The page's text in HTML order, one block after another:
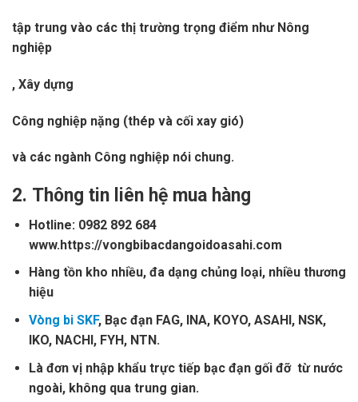
tập trung vào các thị trường trọng điểm như Nông
nghiệp
, Xây dựng
Công nghiệp nặng (thép và cối xay gió)
và các ngành Công nghiệp nói chung.
2. Thông tin liên hệ mua hàng
Hotline: 0982 892 684
www.https://vongbibacdangoidoasahi.com
Hàng tồn kho nhiều, đa dạng chủng loại, nhiều thương
hiệu
Vòng bi SKF, Bạc đạn FAG, INA, KOYO, ASAHI, NSK,
IKO, NACHI, FYH, NTN.
Là đơn vị nhập khẩu trực tiếp bạc đạn gối đỡ từ nước
ngoài, không qua trung gian.